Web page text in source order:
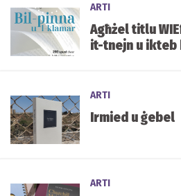
ARTI
Agħżel titlu
it-tnejn u ikteb
ARTI
Irmied u ġebel
ARTI